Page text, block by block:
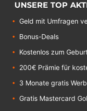
UNSERE TOP
Geld mit Umfragen
Bonus-Deals
Kostenlos zum
200€ Prämie für
3 Monate gratis
Gratis Mastercard